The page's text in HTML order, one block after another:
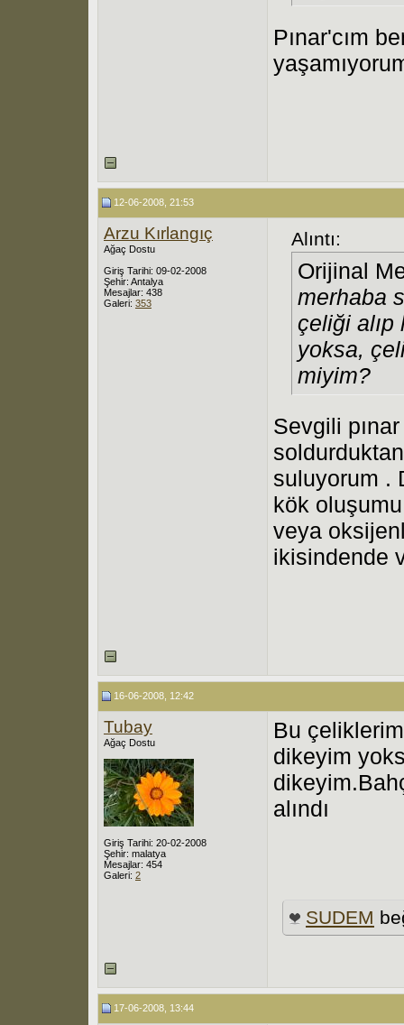
Pınar'cım
12-06-2008, 21:53
Arzu Kırlangıç
Ağaç Dostu
Giriş Tarihi: 09-02-2008
Şehir: Antalya
Mesajlar: 438
Galeri: 353
Alıntı:
Orijinal
merhaba
çeliği
yoksa,
miyim?
Sevgili
suluyorum .
kök
veya
ikisindende
16-06-2008, 12:42
Tubay
Ağaç Dostu
Giriş Tarihi: 20-02-2008
Şehir: malatya
Mesajlar: 454
Galeri: 2
Bu
dikeyim
alındı
SUDEM
17-06-2008, 13:44